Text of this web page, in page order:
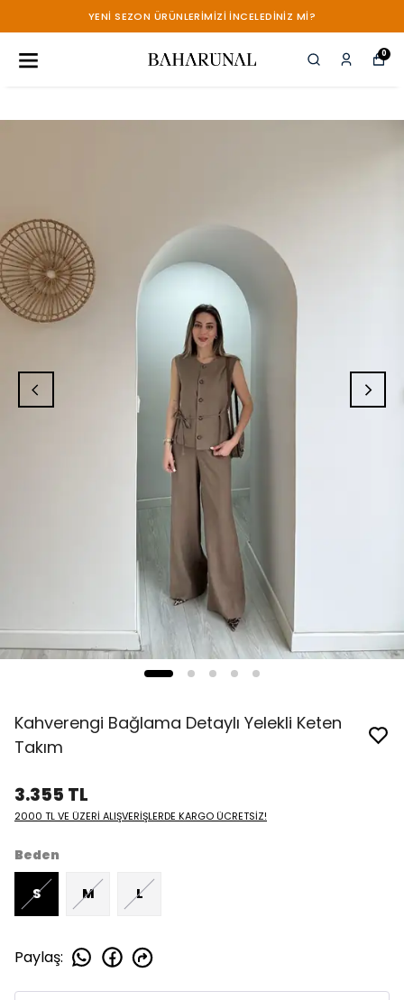
YENİ SEZON ÜRÜNLERİMİZİ İNCELEDİNİZ Mİ?
0
Kahverengi Bağlama Detaylı Yelekli Keten
Takım
3.355 TL
2000 TL VE ÜZERİ ALIŞVERİŞLERDE KARGO ÜCRETSİZ!
Beden
S M L
Paylaş: